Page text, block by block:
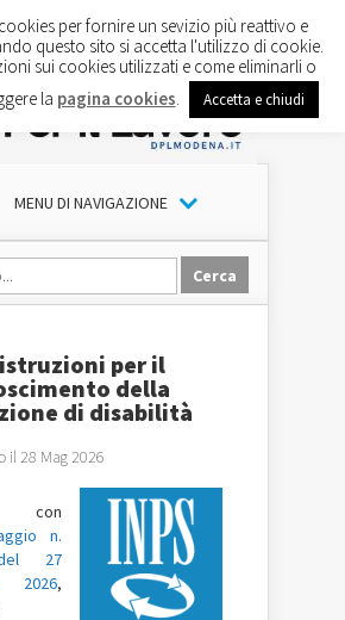
MENU DI NAVIGAZIONE
istruzioni per il
della
di disabilità
il 28 Mag 2026
con
n.
27
2026,
per fornire un sevizio più reattivo e
questo sito si accetta l'utilizzo di cookie.
sui cookies utilizzati e come eliminarli o
la pagina cookies Accetta e chiudi